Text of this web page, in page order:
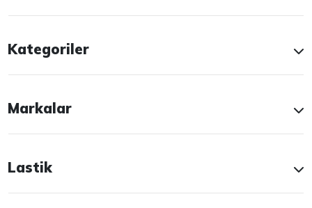
Kategoriler
Markalar
Lastik